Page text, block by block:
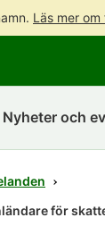
Läs mer
Nyheter och
för